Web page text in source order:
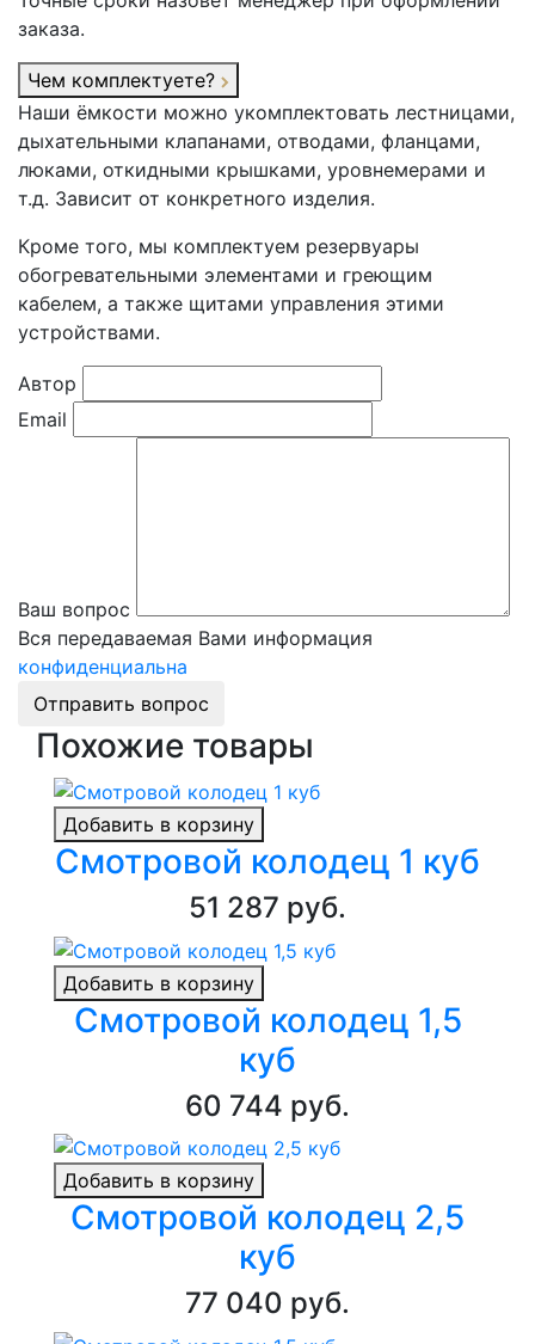
заказа.
Чем комплектуете?
Наши ёмкости можно укомплектовать лестницами,
дыхательными клапанами, отводами, фланцами,
люками, откидными крышками, уровнемерами и
т.д. Зависит от конкретного изделия.
Кроме того, мы комплектуем резервуары
обогревательными элементами и греющим
кабелем, а также щитами управления этими
устройствами.
Автор
Email
Ваш вопрос
Вся передаваемая Вами информация
конфиденциальна
Отправить вопрос
Похожие товары
Добавить в корзину
Смотровой колодец 1 куб
51 287 руб.
Добавить в корзину
Смотровой колодец 1,5
куб
60 744 руб.
Добавить в корзину
Смотровой колодец 2,5
куб
77 040 руб.